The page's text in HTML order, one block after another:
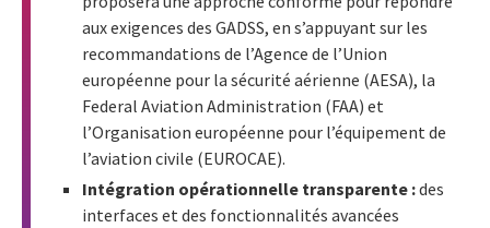
aux exigences des GADSS, en s’appuyant sur les
recommandations de l’Agence de l’Union
européenne pour la sécurité aérienne (AESA), la
Federal Aviation Administration (FAA) et
l’Organisation européenne pour l’équipement de
l’aviation civile (EUROCAE).
Intégration opérationnelle transparente :des
interfaces et des fonctionnalités avancées